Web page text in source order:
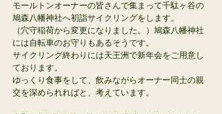
モールトンオーナーの皆さんで集まって千駄ヶ谷の
鳩森八幡神社へ初詣サイクリングをします。
（穴守稲荷から変更になりました。）鳩森八幡神社
には自転車のお守りもあるそうです。
サイクリング終わりには天王洲で新年会をご用意し
ております。
ゆっくり食事をして、飲みながらオーナー同士の親
交を深められればと、考えています。